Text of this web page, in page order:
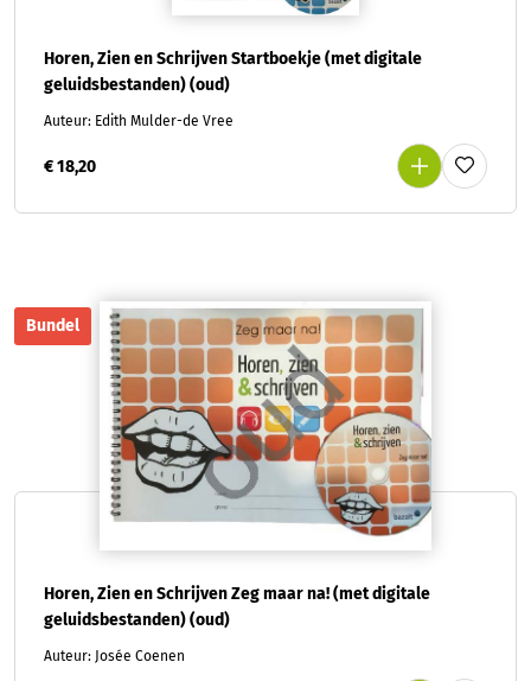
Horen, Zien en Schrijven Startboekje (met digitale
geluidsbestanden) (oud)
Auteur: Edith Mulder-de Vree
€ 18,20
Bundel
Horen, Zien en Schrijven Zeg maar na! (met digitale
geluidsbestanden) (oud)
Auteur: Josée Coenen